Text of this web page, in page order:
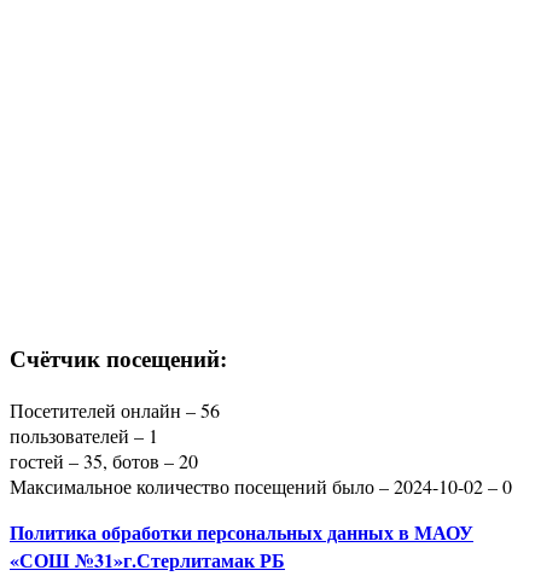
Счётчик посещений:
Посетителей онлайн – 56
пользователей – 1
гостей – 35, ботов – 20
Максимальное количество посещений было – 2024-10-02 – 0
Политикаобработки персональных данныхв МАОУ
«СОШ №31»г.Стерлитамак РБ